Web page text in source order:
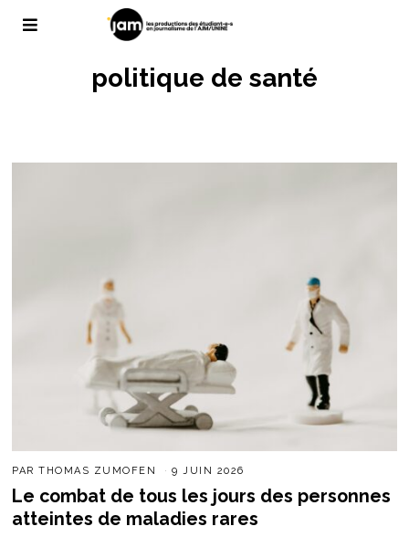
politique de santé
PARTHOMAS ZUMOFEN 9 JUIN 2026
Le combat de tous les jours des personnes
atteintes de maladies rares